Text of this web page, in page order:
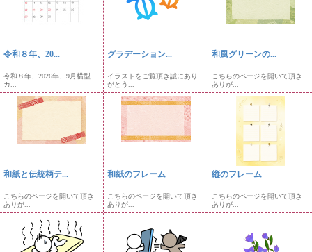
令和８年、20...
令和８年、2026年、9月横型
カ...
グラデーション...
イラストをご覧頂き誠にあり
がとう...
和風グリーンの...
こちらのページを開いて頂き
ありが...
和紙と伝統柄テ...
こちらのページを開いて頂き
ありが...
和紙のフレーム
こちらのページを開いて頂き
ありが...
縦のフレーム
こちらのページを開いて頂き
ありが...